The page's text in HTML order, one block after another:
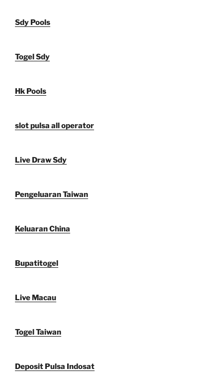
Sdy Pools
Togel Sdy
Hk Pools
slot pulsa all operator
Live Draw Sdy
Pengeluaran Taiwan
Keluaran China
Bupatitogel
Live Macau
Togel Taiwan
Deposit Pulsa Indosat